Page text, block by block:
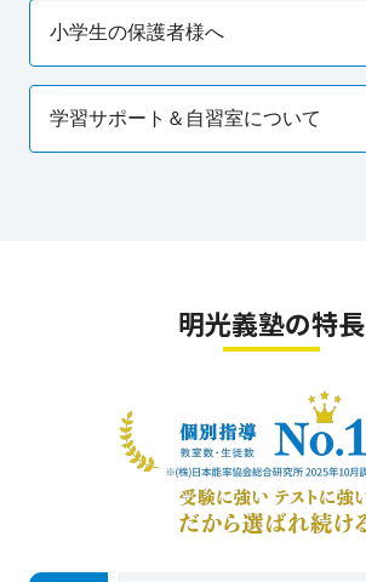
小学生の保護者様へ
学習サポート＆自習室について
明光義塾の特長